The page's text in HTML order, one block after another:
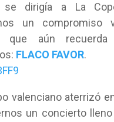
se dirigía a La
un compromiso
que aún
FLACO FAVOR.
valenciano aterrizó
un concierto